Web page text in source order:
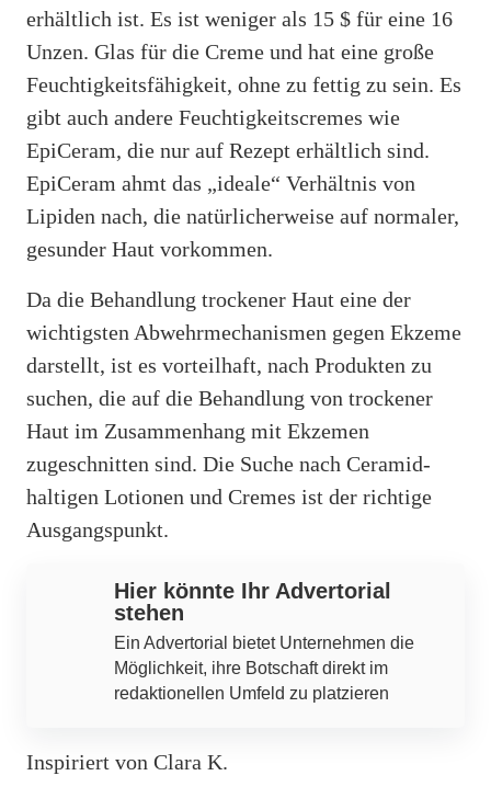
erhältlich ist. Es ist weniger als 15 $ für eine 16
Unzen. Glas für die Creme und hat eine große
Feuchtigkeitsfähigkeit, ohne zu fettig zu sein. Es
gibt auch andere Feuchtigkeitscremes wie
EpiCeram, die nur auf Rezept erhältlich sind.
EpiCeram ahmt das „ideale“ Verhältnis von
Lipiden nach, die natürlicherweise auf normaler,
gesunder Haut vorkommen.
Da die Behandlung trockener Haut eine der
wichtigsten Abwehrmechanismen gegen Ekzeme
darstellt, ist es vorteilhaft, nach Produkten zu
suchen, die auf die Behandlung von trockener
Haut im Zusammenhang mit Ekzemen
zugeschnitten sind. Die Suche nach Ceramid-
haltigen Lotionen und Cremes ist der richtige
Ausgangspunkt.
Hier könnte Ihr Advertorial
stehen
Ein Advertorial bietet Unternehmen die
Möglichkeit, ihre Botschaft direkt im
redaktionellen Umfeld zu platzieren
Inspiriert von Clara K.